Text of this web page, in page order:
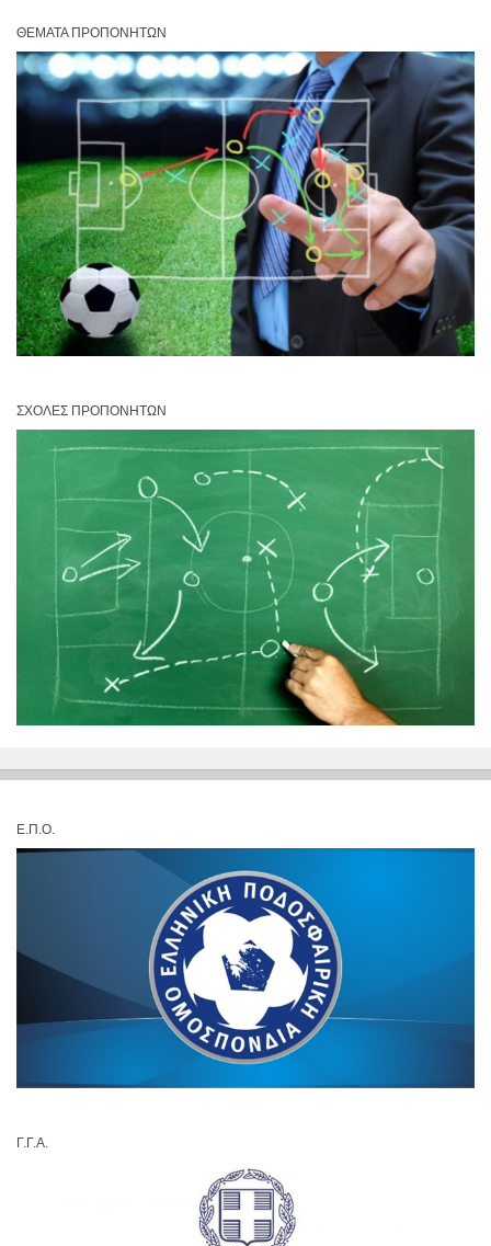
ΘΈΜΑΤΑ ΠΡΟΠΟΝΗΤΏΝ
ΣΧΟΛΈΣ ΠΡΟΠΟΝΗΤΏΝ
Ε.Π.Ο.
Γ.Γ.Α.